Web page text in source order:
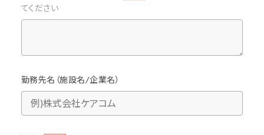
てください
勤務先名（施設名/企業名）